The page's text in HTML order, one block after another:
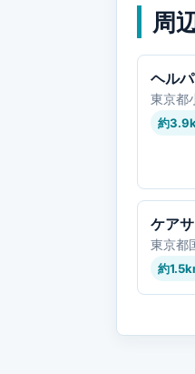
周
ヘル
東京都
約
ケア
東京都
約